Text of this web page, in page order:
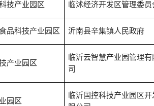
技产业园区 临沭经济开发区管理委员
品科技产业园区 沂南县辛集镇人民政府
产业园区
临沂云智慧产业园管理
司
园区
临沂国控科技产业园区